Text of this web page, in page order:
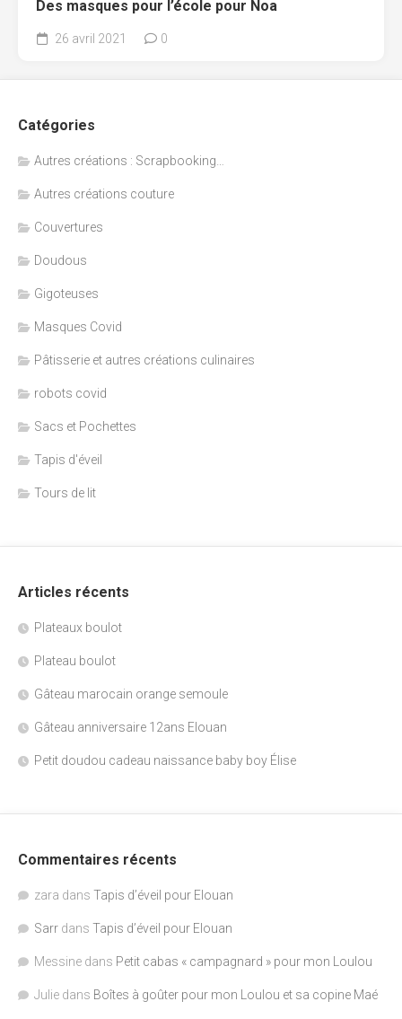
Des masques pour l’école pour Noa
26 avril 2021 0
Catégories
Autres créations : Scrapbooking…
Autres créations couture
Couvertures
Doudous
Gigoteuses
Masques Covid
Pâtisserie et autres créations culinaires
robots covid
Sacs et Pochettes
Tapis d'éveil
Tours de lit
Articles récents
Plateaux boulot
Plateau boulot
Gâteau marocain orange semoule
Gâteau anniversaire 12ans Elouan
Petit doudou cadeau naissance baby boy Élise
Commentaires récents
zara dans Tapis d’éveil pour Elouan
Sarr dans Tapis d’éveil pour Elouan
Messine dans Petit cabas « campagnard » pour mon Loulou
Julie dans Boîtes à goûter pour mon Loulou et sa copine Maé